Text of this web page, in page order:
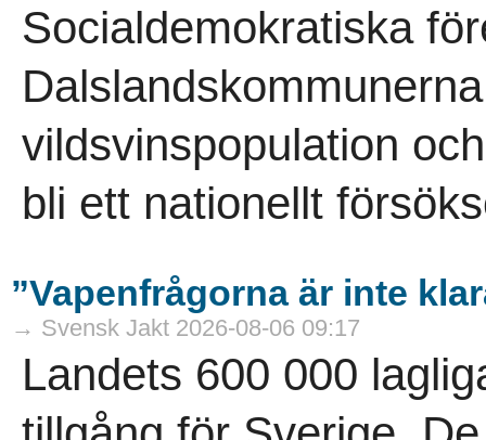
Socialdemokratiska
vildsvinspopulation
bli ett nationellt
”Vapenfrågorna är inte
→ Svensk Jakt 2026-08-06 09:17
Landets 600 000